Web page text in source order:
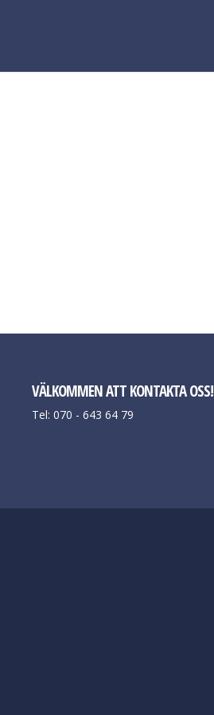
VÄLKOMMEN ATT KONTAKTA OSS!
Tel: 070 - 643 64 79